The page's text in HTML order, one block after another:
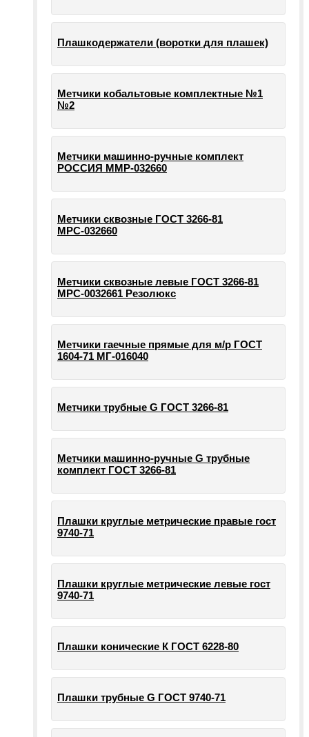
Плашкодержатели (воротки для плашек)
Метчики кобальтовые комплектные №1
№2
Метчики машинно-ручные комплект
РОССИЯ ММР-032660
Метчики сквозные ГОСТ 3266-81
МРС-032660
Метчики сквозные левые ГОСТ 3266-81
МРС-0032661 Резолюкс
Метчики гаечные прямые для м/р ГОСТ
1604-71 МГ-016040
Метчики трубные G ГОСТ 3266-81
Метчики машинно-ручные G трубные
комплект ГОСТ 3266-81
Плашки круглые метрические правые гост
9740-71
Плашки круглые метрические левые гост
9740-71
Плашки конические К ГОСТ 6228-80
Плашки трубные G ГОСТ 9740-71